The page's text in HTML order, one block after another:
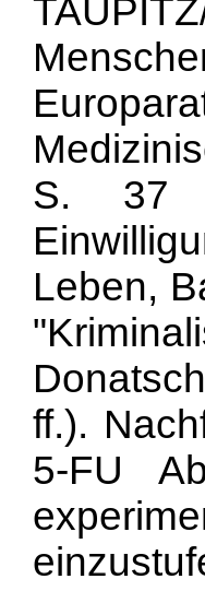
S. 37
Leben,
ff.).
5-FU